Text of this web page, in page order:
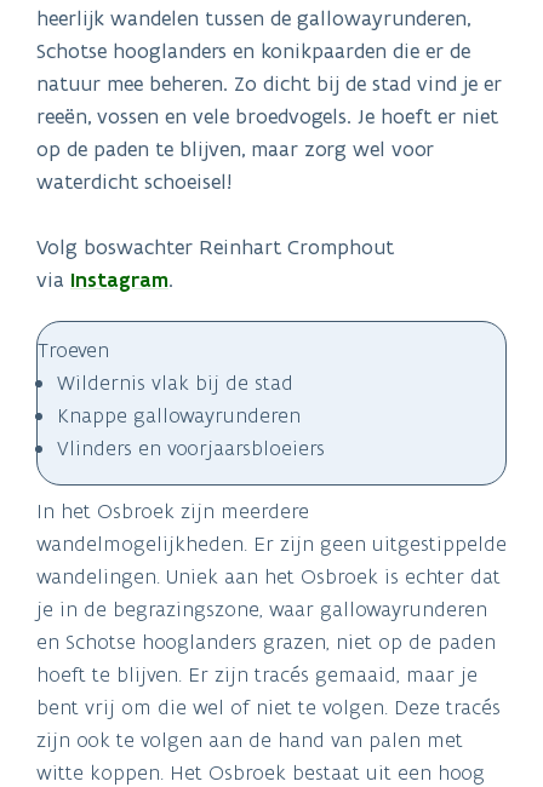
heerlijk wandelen tussen de gallowayrunderen,
Schotse hooglanders en konikpaarden die er de
natuur mee beheren. Zo dicht bij de stad vind je er
reeën, vossen en vele broedvogels. Je hoeft er niet
op de paden te blijven, maar zorg wel voor
waterdicht schoeisel!
Volg boswachter Reinhart Cromphout
via Instagram.
Troeven
Wildernis vlak bij de stad
Knappe gallowayrunderen
Vlinders en voorjaarsbloeiers
In het Osbroek zijn meerdere
wandelmogelijkheden. Er zijn geen uitgestippelde
wandelingen. Uniek aan het Osbroek is echter dat
je in de begrazingszone, waar gallowayrunderen
en Schotse hooglanders grazen, niet op de paden
hoeft te blijven. Er zijn tracés gemaaid, maar je
bent vrij om die wel of niet te volgen. Deze tracés
zijn ook te volgen aan de hand van palen met
witte koppen. Het Osbroek bestaat uit een hoog